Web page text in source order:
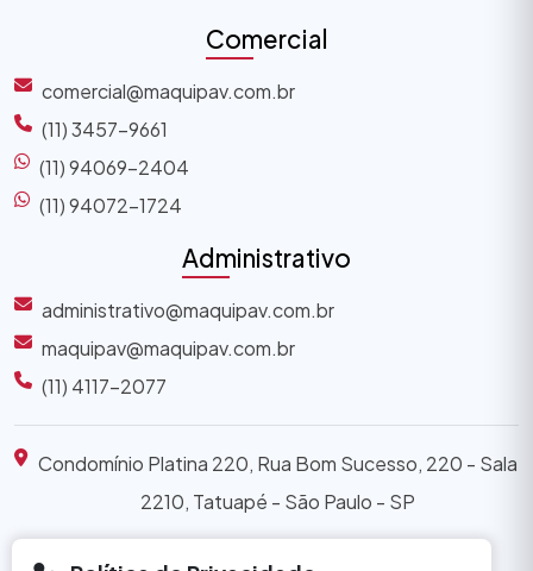
Comercial
comercial@maquipav.com.br
(11) 3457-9661
(11) 94069-2404
(11) 94072-1724
Administrativo
administrativo@maquipav.com.br
maquipav@maquipav.com.br
(11) 4117-2077
Condomínio Platina 220, Rua Bom Sucesso, 220 - Sala
2210, Tatuapé - São Paulo - SP